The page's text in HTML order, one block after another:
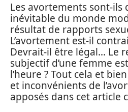
Les avortements sont-ils
inévitable du monde
résultat de rapports
L’avortement est-il
Devrait-il être légal… Le
subjectif d’une femme
l’heure ? Tout cela et
et inconvénients de
apposés dans cet article